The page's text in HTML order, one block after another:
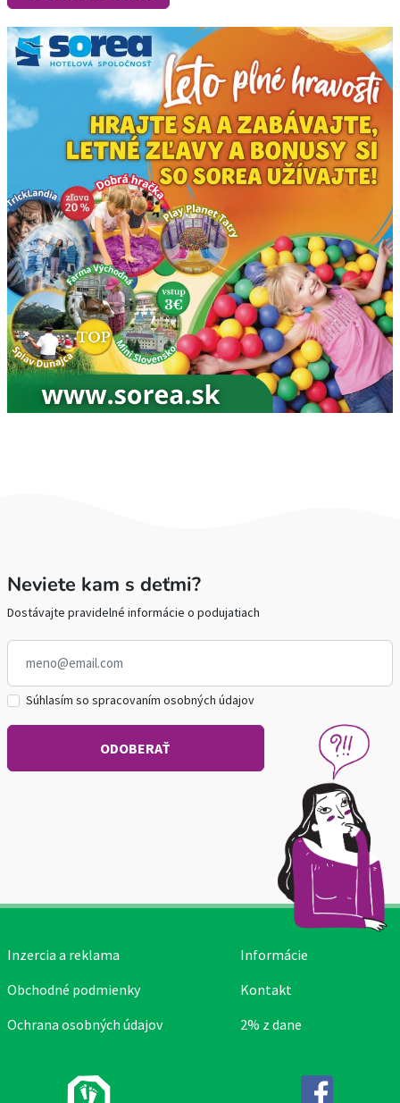
Neviete kam s deťmi?
Dostávajte pravidelné informácie o podujatiach
Súhlasím so spracovaním osobných údajov
Inzercia a reklama
Obchodné podmienky
Ochrana osobných údajov
Informácie
Kontakt
2% z dane